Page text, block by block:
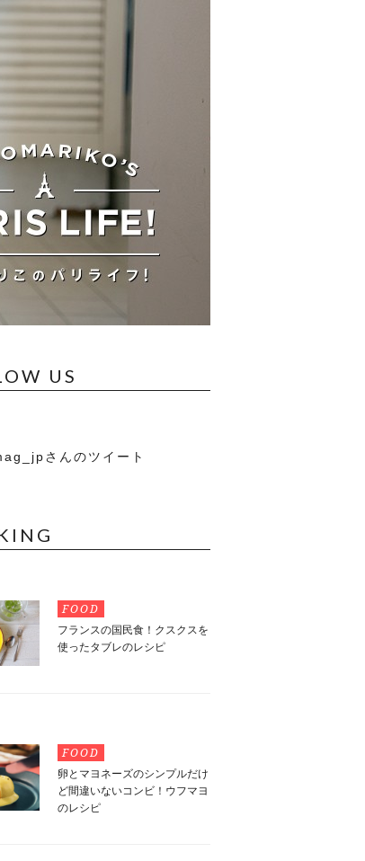
US
さんのツイート
FOOD
フランスの国民食！クスクスを
使ったタブレのレシピ
FOOD
卵とマヨネーズのシンプルだけ
ど間違いないコンビ！ウフマヨ
のレシピ